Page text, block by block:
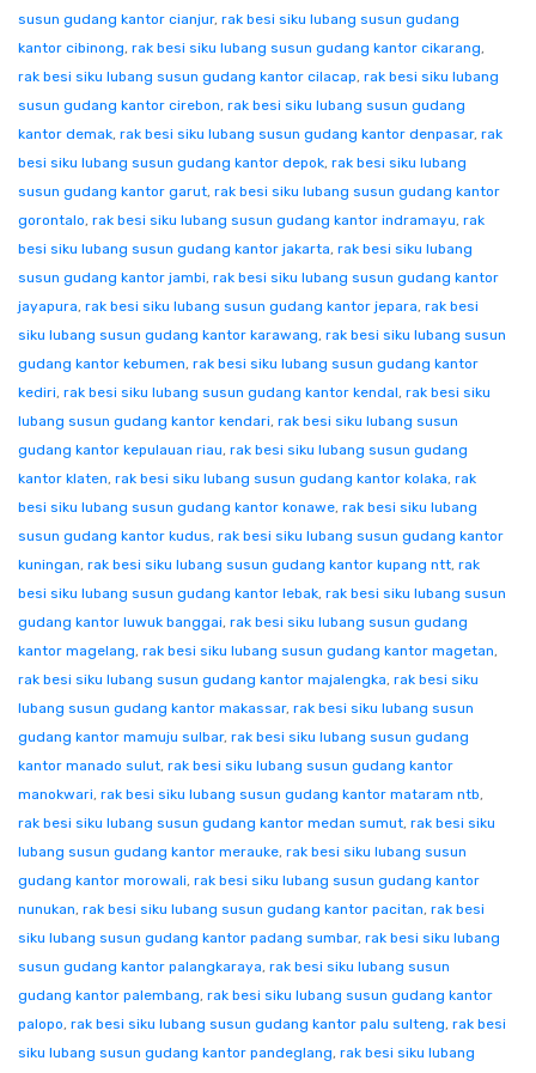
susun gudang kantor cianjur, rak besi siku lubang susun gudang
kantor cibinong, rak besi siku lubang susun gudang kantor cikarang,
rak besi siku lubang susun gudang kantor cilacap, rak besi siku lubang
susun gudang kantor cirebon, rak besi siku lubang susun gudang
kantor demak, rak besi siku lubang susun gudang kantor denpasar, rak
besi siku lubang susun gudang kantor depok, rak besi siku lubang
susun gudang kantor garut, rak besi siku lubang susun gudang kantor
gorontalo, rak besi siku lubang susun gudang kantor indramayu, rak
besi siku lubang susun gudang kantor jakarta, rak besi siku lubang
susun gudang kantor jambi, rak besi siku lubang susun gudang kantor
jayapura, rak besi siku lubang susun gudang kantor jepara, rak besi
siku lubang susun gudang kantor karawang, rak besi siku lubang susun
gudang kantor kebumen, rak besi siku lubang susun gudang kantor
kediri, rak besi siku lubang susun gudang kantor kendal, rak besi siku
lubang susun gudang kantor kendari, rak besi siku lubang susun
gudang kantor kepulauan riau, rak besi siku lubang susun gudang
kantor klaten, rak besi siku lubang susun gudang kantor kolaka, rak
besi siku lubang susun gudang kantor konawe, rak besi siku lubang
susun gudang kantor kudus, rak besi siku lubang susun gudang kantor
kuningan, rak besi siku lubang susun gudang kantor kupang ntt, rak
besi siku lubang susun gudang kantor lebak, rak besi siku lubang susun
gudang kantor luwuk banggai, rak besi siku lubang susun gudang
kantor magelang, rak besi siku lubang susun gudang kantor magetan,
rak besi siku lubang susun gudang kantor majalengka, rak besi siku
lubang susun gudang kantor makassar, rak besi siku lubang susun
gudang kantor mamuju sulbar, rak besi siku lubang susun gudang
kantor manado sulut, rak besi siku lubang susun gudang kantor
manokwari, rak besi siku lubang susun gudang kantor mataram ntb,
rak besi siku lubang susun gudang kantor medan sumut, rak besi siku
lubang susun gudang kantor merauke, rak besi siku lubang susun
gudang kantor morowali, rak besi siku lubang susun gudang kantor
nunukan, rak besi siku lubang susun gudang kantor pacitan, rak besi
siku lubang susun gudang kantor padang sumbar, rak besi siku lubang
susun gudang kantor palangkaraya, rak besi siku lubang susun
gudang kantor palembang, rak besi siku lubang susun gudang kantor
palopo, rak besi siku lubang susun gudang kantor palu sulteng, rak besi
siku lubang susun gudang kantor pandeglang, rak besi siku lubang